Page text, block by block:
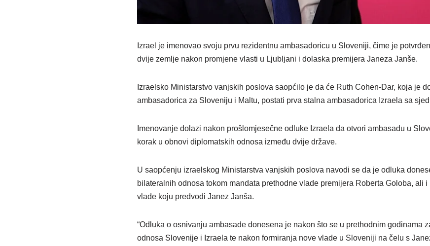
Izrael je imenovao svoju prvu rezidentnu ambasadoricu u Sloveniji, čime je
dvije zemlje nakon promjene vlasti u Ljubljani i dolaska premijera Janeza Janše.
Izraelsko Ministarstvo vanjskih poslova saopćilo je da će Ruth Cohen-Dar, koja je
ambasadorica za Sloveniju i Maltu, postati prva stalna ambasadorica Izraela sa
Imenovanje dolazi nakon prošlomjesečne odluke Izraela da otvori ambasadu u
korak u obnovi diplomatskih odnosa između dvije države.
U saopćenju izraelskog Ministarstva vanjskih poslova navodi se da je odluka
bilateralnih odnosa tokom mandata prethodne vlade premijera Roberta Goloba, ali
vlade koju predvodi Janez Janša.
“Odluka o osnivanju ambasade donesena je nakon što se u prethodnim godinama
odnosa Slovenije i Izraela te nakon formiranja nove vlade u Sloveniji na čelu s